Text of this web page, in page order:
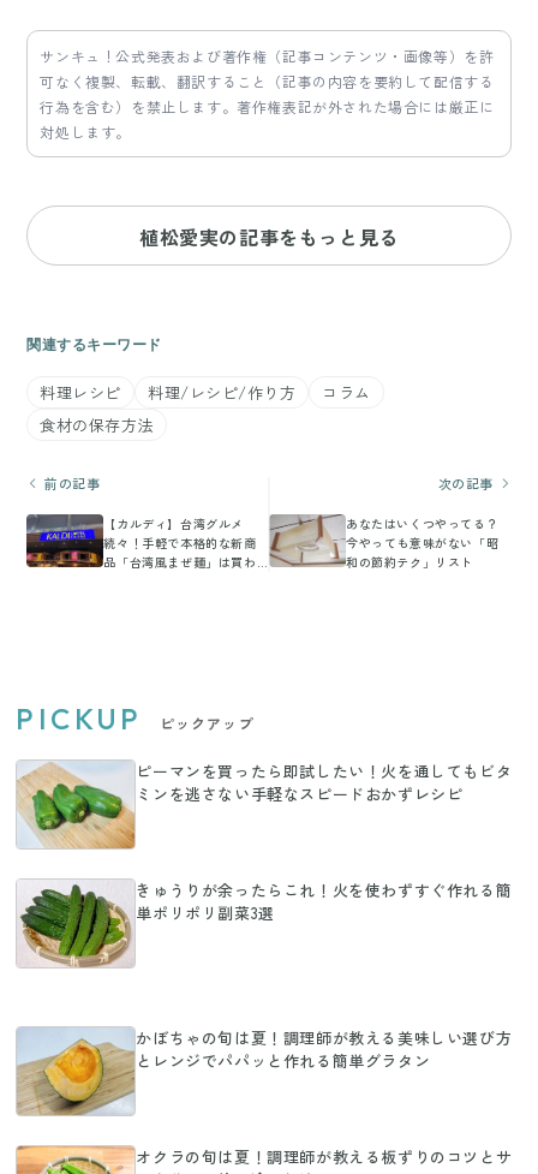
サンキュ！公式発表および著作権（記事コンテンツ・画像等）を許
可なく複製、転載、翻訳すること（記事の内容を要約して配信する
行為を含む）を禁止します。著作権表記が外された場合には厳正に
対処します。
植松愛実の記事をもっと見る
関連するキーワード
料理レシピ 料理/レシピ/作り方
コラム
食材の保存方法
前の記事
【カルディ】台湾グルメ
続々！手軽で本格的な新商
品「台湾風まぜ麺」は買わ
次の記事
あなたはいくつやってる？
今やっても意味がない「昭
和の節約テク」リスト
PICKUP ピックアップ
ピーマンを買ったら即試したい！火を通してもビタ
ミンを逃さない手軽なスピードおかずレシピ
きゅうりが余ったらこれ！火を使わずすぐ作れる簡
単ポリポリ副菜3選
かぼちゃの旬は夏！調理師が教える美味しい選び方
とレンジでパパッと作れる簡単グラタン
オクラの旬は夏！調理師が教える板ずりのコツとサ